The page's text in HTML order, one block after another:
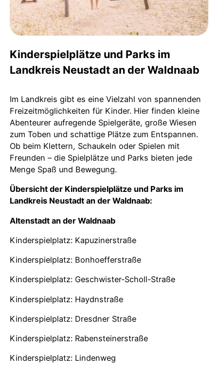
Kinderspielplätze und Parks im
Landkreis Neustadt an der Waldnaab
Im Landkreis gibt es eine Vielzahl von spannenden
Freizeitmöglichkeiten für Kinder. Hier finden kleine
Abenteurer aufregende Spielgeräte, große Wiesen
zum Toben und schattige Plätze zum Entspannen.
Ob beim Klettern, Schaukeln oder Spielen mit
Freunden – die Spielplätze und Parks bieten jede
Menge Spaß und Bewegung.
Übersicht der Kinderspielplätze und Parks im
Landkreis Neustadt an der Waldnaab:
Altenstadt an der Waldnaab
Kinderspielplatz: Kapuzinerstraße
Kinderspielplatz: Bonhoefferstraße
Kinderspielplatz: Geschwister-Scholl-Straße
Kinderspielplatz: Haydnstraße
Kinderspielplatz: Dresdner Straße
Kinderspielplatz: Rabensteinerstraße
Kinderspielplatz: Lindenweg